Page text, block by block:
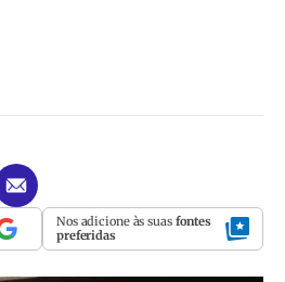
Nos adicione às suas fontes
preferidas